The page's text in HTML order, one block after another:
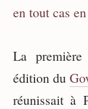
en tout cas
La
édition du
réunissait à